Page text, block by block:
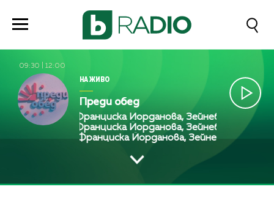
09:30 12:00
НА ЖИВО
Преди обед
Франциска Йорданова, Зейнеб Маджурова,
Франциска Йорданова, Зейнеб
Франциска Йорданова, Зейнеб